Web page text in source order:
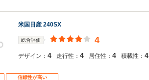
米国日産 240SX
総合評価 4
デザイン： 4 走行性： 4 居住性： 4 積載性： 4
信頼性が高い